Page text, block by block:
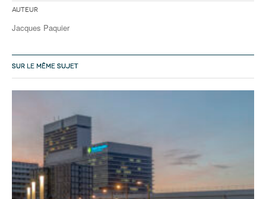
Auteur
Jacques Paquier
SUR LE MÊME SUJET